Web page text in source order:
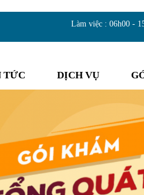
Làm việc : 06h00 -
TỨC DỊCH VỤ